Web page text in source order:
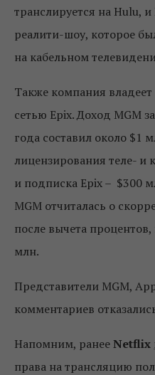
транслируется на Hulu,
реалити-шоу, которое
на кабельном
Также компания
сетью Epix. Доход MGM
года составил около $1
лицензирования теле-
и подписка Epix – $300
MGM отчиталась о
после вычета
млн.
Представители MGM,
комментариев
Напомним, ранееNetflix
права на трансляцию